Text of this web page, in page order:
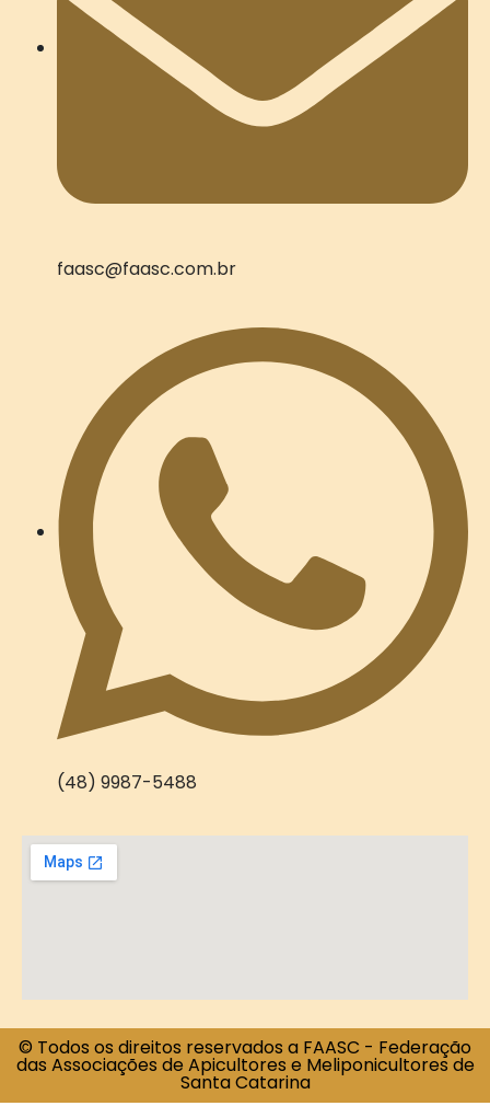
faasc@faasc.com.br
(48) 9987-5488
© Todos os direitos reservados a FAASC - Federação
das Associações de Apicultores e Meliponicultores de
Santa Catarina​